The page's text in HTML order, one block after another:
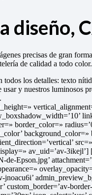
diseño,
precisas de gran
de calidad a todo color.
todos los detalles: texto
y nuestros luminosos
border_color=»
av_uid=’av-
Epson.jpg’
jnoacu6i’
custom_border=’av-